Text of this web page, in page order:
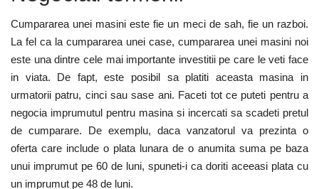
Cumpararea unei masini este fie un meci de sah, fie un razboi.
La fel ca la cumpararea unei case, cumpararea unei masini noi
este una dintre cele mai importante investitii pe care le veti face
in viata. De fapt, este posibil sa platiti aceasta masina in
urmatorii patru, cinci sau sase ani. Faceti tot ce puteti pentru a
negocia imprumutul pentru masina si incercati sa scadeti pretul
de cumparare. De exemplu, daca vanzatorul va prezinta o
oferta care include o plata lunara de o anumita suma pe baza
unui imprumut pe 60 de luni, spuneti-i ca doriti aceeasi plata cu
un imprumut pe 48 de luni.